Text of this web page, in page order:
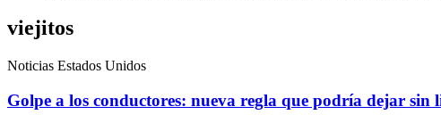
viejitos
Noticias Estados Unidos
Golpe a los conductores: nueva regla que podría dejar sin